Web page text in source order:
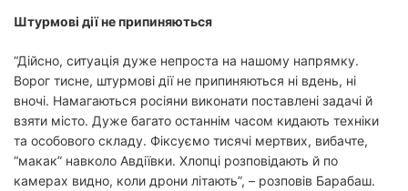
Штурмові дії не припиняються
“Дійсно, ситуація дуже непроста на нашому напрямку.
Ворог тисне, штурмові дії не припиняються ні вдень, ні
вночі. Намагаються росіяни виконати поставлені задачі й
взяти місто. Дуже багато останнім часом кидають техніки
та особового складу. Фіксуємо тисячі мертвих, вибачте,
“макак” навколо Авдіївки. Хлопці розповідають й по
камерах видно, коли дрони літають”, – розповів Барабаш.